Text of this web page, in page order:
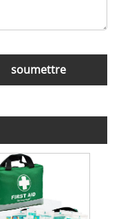
soumettre